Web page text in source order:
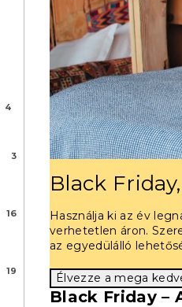
4
3
16
19
Black
Használja ki az év
verhetetlen áron.
az egyedülálló
Élvezze a mega
Black Friday –